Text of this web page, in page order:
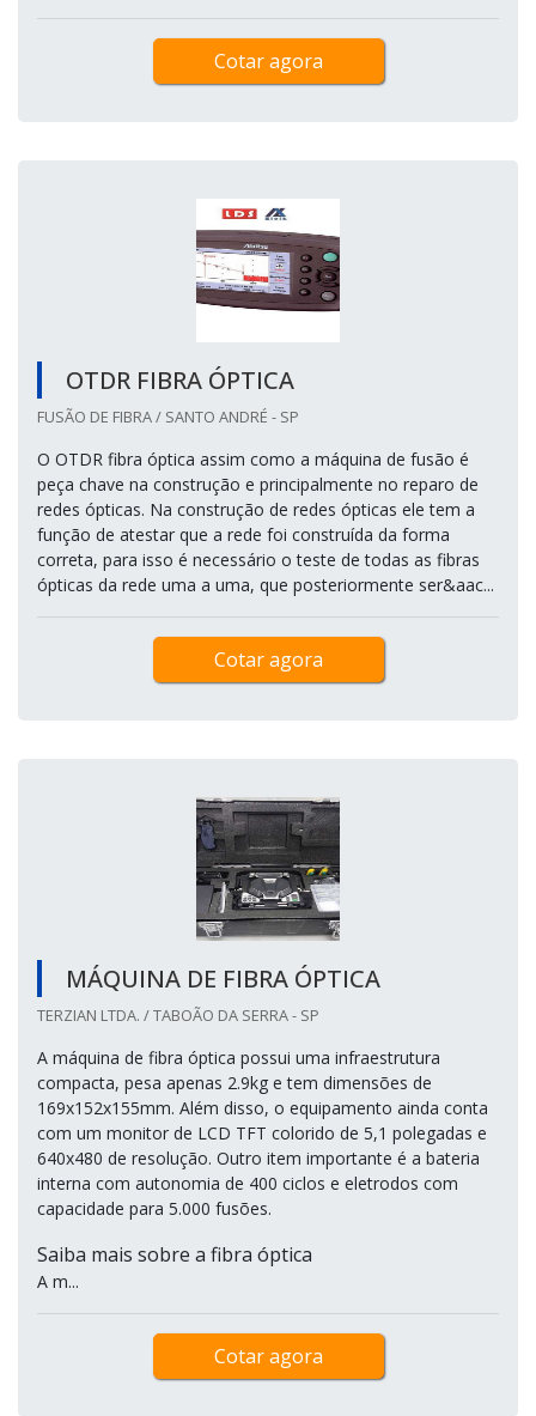
Cotar agora
OTDR FIBRA ÓPTICA
FUSÃO DE FIBRA / SANTO ANDRÉ - SP
O OTDR fibra óptica assim como a máquina de fusão é
peça chave na construção e principalmente no reparo de
redes ópticas. Na construção de redes ópticas ele tem a
função de atestar que a rede foi construída da forma
correta, para isso é necessário o teste de todas as fibras
ópticas da rede uma a uma, que posteriormente ser&aac...
Cotar agora
MÁQUINA DE FIBRA ÓPTICA
TERZIAN LTDA. / TABOÃO DA SERRA - SP
A máquina de fibra óptica possui uma infraestrutura
compacta, pesa apenas 2.9kg e tem dimensões de
169x152x155mm. Além disso, o equipamento ainda conta
com um monitor de LCD TFT colorido de 5,1 polegadas e
640x480 de resolução. Outro item importante é a bateria
interna com autonomia de 400 ciclos e eletrodos com
capacidade para 5.000 fusões.
Saiba mais sobre a fibra óptica
A m...
Cotar agora